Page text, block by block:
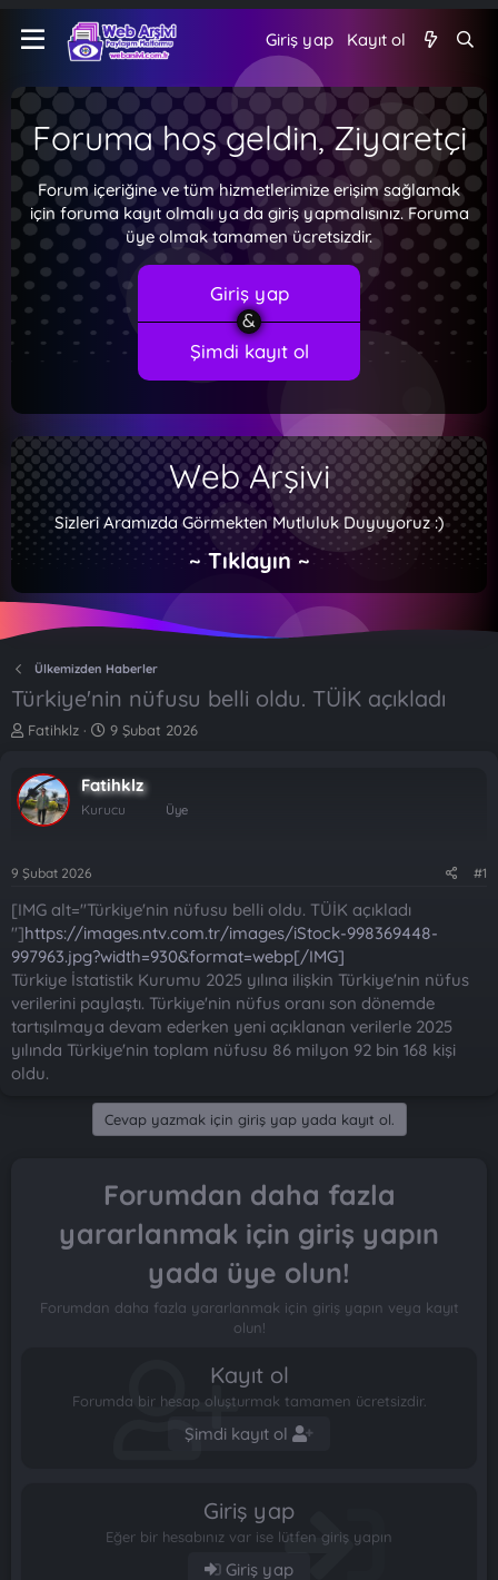
Giriş yap Kayıt ol
Foruma hoş geldin, Ziyaretçi
Forum içeriğine ve tüm hizmetlerimize erişim sağlamak
için foruma kayıt olmalı ya da giriş yapmalısınız. Foruma
üye olmak tamamen ücretsizdir.
Giriş yap
Şimdi kayıt ol
Web Arşivi
Sizleri Aramızda Görmekten Mutluluk Duyuyoruz :)
~ Tıklayın ~
Ülkemizden Haberler
Türkiye'nin nüfusu belli oldu. TÜİK açıkladı
K
b
u
y
b
ş
l
a
a
n
Fatihklz
B
l
a
t
a
r
h
i
9 Şubat 2026
Fatihklz
Kurucu Üye
9 Şubat 2026 #1
[IMG alt="Türkiye'nin nüfusu belli oldu. TÜİK açıkladı
"]https://images.ntv.com.tr/images/iStock-998369448-
997963.jpg?width=930&format=webp[/IMG]
Türkiye İstatistik Kurumu 2025 yılına ilişkin Türkiye'nin nüfus
verilerini paylaştı. Türkiye'nin nüfus oranı son dönemde
tartışılmaya devam ederken yeni açıklanan verilerle 2025
yılında Türkiye'nin toplam nüfusu 86 milyon 92 bin 168 kişi
oldu.
Cevap yazmak için giriş yap yada kayıt ol.
Forumdan daha fazla
yararlanmak için giriş yapın
yada üye olun!
Forumdan daha fazla yararlanmak için giriş yapın veya kayıt
olun!
Kayıt ol
Forumda bir hesap oluşturmak tamamen ücretsizdir.
Şimdi kayıt ol
Giriş yap
Eğer bir hesabınız var ise lütfen giriş yapın
Giriş yap